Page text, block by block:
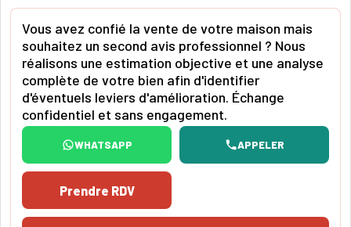
Vous avez confié la vente de votre maison mais
souhaitez un second avis professionnel ? Nous
réalisons une estimation objective et une analyse
complète de votre bien afin d'identifier
d'éventuels leviers d'amélioration. Échange
confidentiel et sans engagement.
WHATSAPP APPELER
Prendre RDV